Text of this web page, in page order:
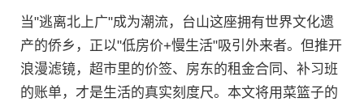
当"逃离北上广"成为潮流，台山这座拥有世界文化遗
产的侨乡，正以"低房价+慢生活"吸引外来者。但推开
浪漫滤镜，超市里的价签、房东的租金合同、补习班
的账单，才是生活的真实刻度尺。本文将用菜篮子的